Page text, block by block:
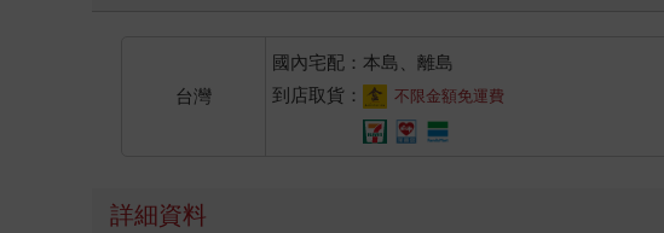
台灣
國內宅配：本島、離島
到店取貨：
不限金額免運費
詳細資料